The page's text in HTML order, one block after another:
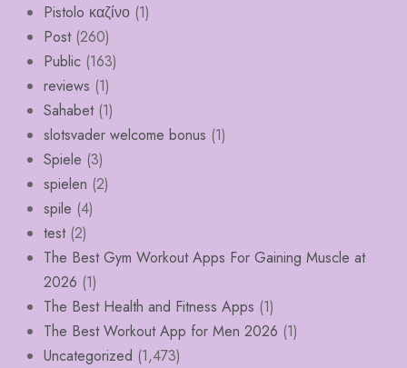
Pistolo καζίνο (1)
Post(260)
Public (163)
reviews (1)
Sahabet(1)
slotsvader welcome bonus (1)
Spiele (3)
spielen (2)
spile (4)
test(2)
The Best Gym Workout Apps For Gaining Muscle at
2026 (1)
The Best Health and Fitness Apps (1)
The Best Workout App for Men 2026 (1)
Uncategorized (1,473)